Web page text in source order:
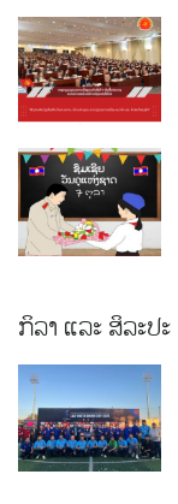
ກິລາ ແລະ ສິລະປະ